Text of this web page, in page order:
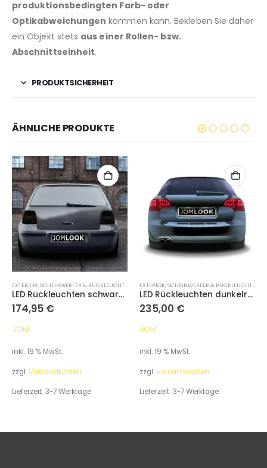
produktionsbedingten Farb- oder
Optikabweichungen kommen kann. Bekleben Sie daher
ein Objekt stets aus einer Rollen- bzw.
Abschnittseinheit.
PRODUKTSICHERHEIT
ÄHNLICHE PRODUKTE
EXTERIOR,SCHEINWERFER & RÜCKLEUCHTEN
LED Rückleuchten schwarz passend für VW Golf 4 Bj. 97-03
174,95 €
JOM
inkl. 19 % MwSt.
zzgl.Versandkosten
Lieferzeit: 3-7 Werktage
EXTERIOR,SCHEINWERFER & RÜCKLEUCHTEN
LED Rückleuchten dunkelrot passend für Audi A4 Avant B7 Bj. 04-08
235,00 €
JOM
inkl. 19 % MwSt.
zzgl.Versandkosten
Lieferzeit: 3-7 Werktage